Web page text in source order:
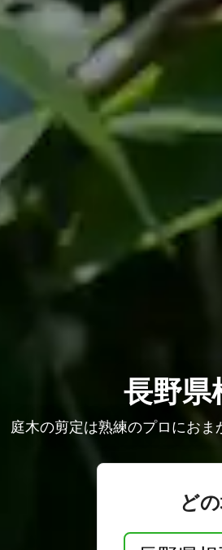
長野県
庭木の剪定は熟練のプロにお
ど